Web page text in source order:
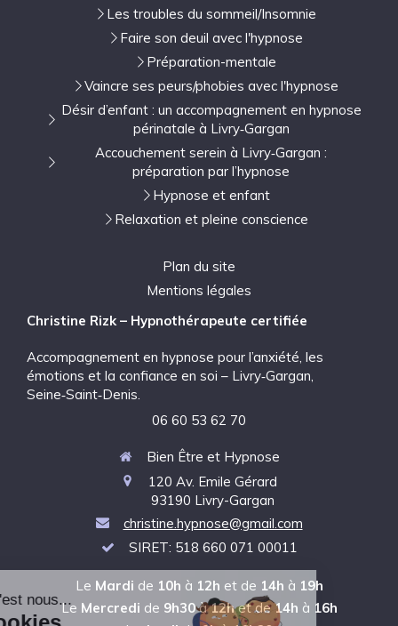
Les troubles du sommeil/Insomnie
Faire son deuil avec l'hypnose
Préparation-mentale
Vaincre ses peurs/phobies avec l'hypnose
Désir d’enfant : un accompagnement en hypnose
périnatale à Livry‑Gargan
Accouchement serein à Livry‑Gargan :
préparation par l’hypnose
Hypnose et enfant
Relaxation et pleine conscience
Plan du site
Mentions légales
Christine Rizk – Hypnothérapeute certifiée
Accompagnement en hypnose pour l’anxiété, les
émotions et la confiance en soi – Livry‑Gargan,
Seine‑Saint‑Denis.
06 60 53 62 70
Bien Être et Hypnose
120 Av. Emile Gérard
93190 Livry-Gargan
christine.hypnose@gmail.com
SIRET: 518 660 071 00011
Le Mardi de 10h à 12h et de 14h à 19h
Le Mercredi de 9h30à12het de14h à 16h